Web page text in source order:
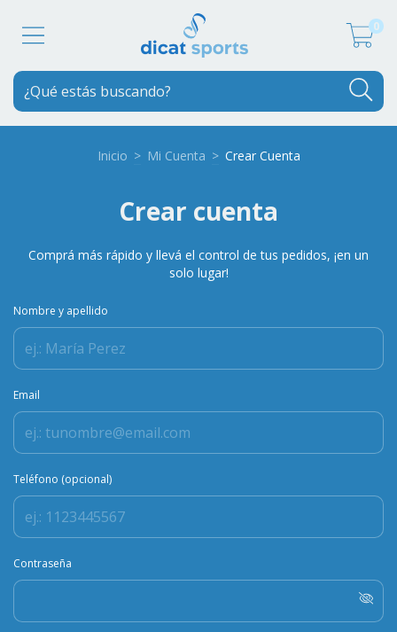
0
Inicio > Mi Cuenta > Crear Cuenta
Crear cuenta
Comprá más rápido y llevá el control de tus pedidos, ¡en un
solo lugar!
Nombre y apellido
Email
Teléfono (opcional)
Contraseña